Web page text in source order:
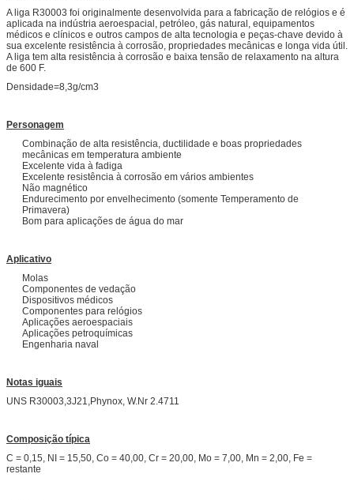
A liga R30003 foi originalmente desenvolvida para a fabricação de relógios e é
aplicada na indústria aeroespacial, petróleo, gás natural, equipamentos
médicos e clínicos e outros campos de alta tecnologia e peças-chave devido à
sua excelente resistência à corrosão, propriedades mecânicas e longa vida útil.
A liga tem alta resistência à corrosão e baixa tensão de relaxamento na altura
de 600 F.
Densidade=8,3g/cm3
Personagem
Combinação de alta resistência, ductilidade e boas propriedades
mecânicas em temperatura ambiente
Excelente vida à fadiga
Excelente resistência à corrosão em vários ambientes
Não magnético
Endurecimento por envelhecimento (somente Temperamento de
Primavera)
Bom para aplicações de água do mar
Aplicativo
Molas
Componentes de vedação
Dispositivos médicos
Componentes para relógios
Aplicações aeroespaciais
Aplicações petroquímicas
Engenharia naval
Notas iguais
UNS R30003,3J21,Phynox, W.Nr 2.4711
Composição típica
C = 0,15, NI = 15,50, Co = 40,00, Cr = 20,00, Mo = 7,00, Mn = 2,00, Fe =
restante